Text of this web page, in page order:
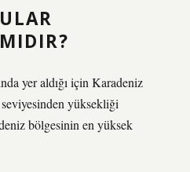
yer aldığı için Karadeniz
yüksekliği
bölgesinin en yüksek